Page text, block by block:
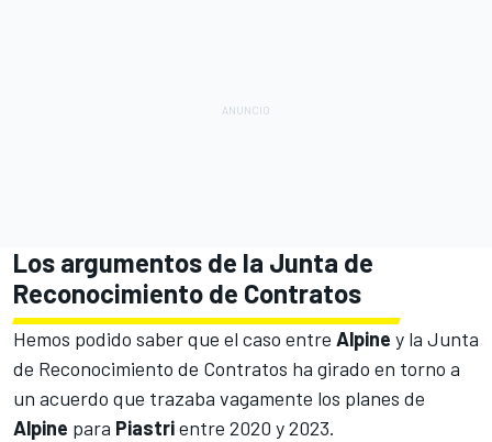
Los argumentos de la Junta de
Reconocimiento de Contratos
Hemos podido saber que el caso entre Alpine y la Junta
de Reconocimiento de Contratos ha girado en torno a
un acuerdo que trazaba vagamente los planes de
Alpine para Piastrientre 2020 y 2023.